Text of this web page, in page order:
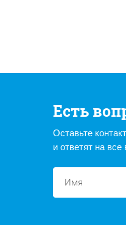
Есть
Оставьте
и ответят на